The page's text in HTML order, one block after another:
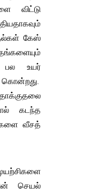
விட்டு
கேஸ்
பல உயர்
கடந்த
வீசத்
செயல்